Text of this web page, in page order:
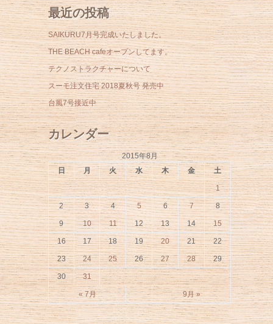
最近の投稿
SAIKURU7月号完成いたしました。
THE BEACH cafeオープンしてます。
テクノストラクチャーについて
スーモ注文住宅 2018夏秋号 発売中
台風7号接近中
カレンダー
2015年8月
日
月 火 水 木 金 土
« 7月 9月 »
1
2 3 4 5 6 7 8
9 10 11 12 13 14 15
16 17 18 19 20 21 22
23 24 25 26 27 28 29
30 31